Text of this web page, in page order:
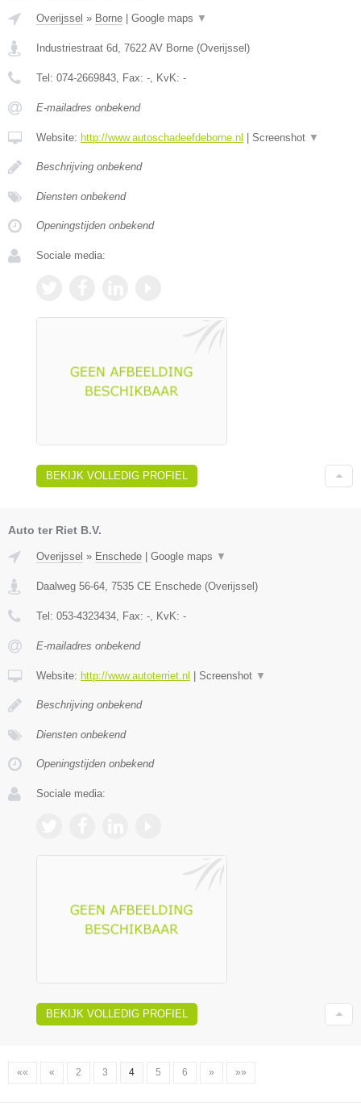
Overijssel » Borne Google maps ▼
Industriestraat 6d, 7622 AV Borne (Overijssel )
Tel: 074-2669843, Fax: -, KvK: -
E-mailadres onbekend
Website: http://www.autoschadeefdeborne.nl Screenshot ▼
Beschrijving onbekend
Diensten onbekend
Openingstijden onbekend
Sociale media:
BEKIJK VOLLEDIG PROFIEL
Auto ter Riet B.V.
Overijssel » Enschede Google maps ▼
Daalweg 56-64 7535 CE Enschede (Overijssel )
Tel: 053-4323434 , Fax: - , KvK: -
E-mailadres onbekend
Website: http://www.autoterriet.nl Screenshot ▼
Beschrijving onbekend
Diensten onbekend
Openingstijden onbekend
Sociale media:
BEKIJK VOLLEDIG PROFIEL
«« « 2 3 4 5 6 » »»